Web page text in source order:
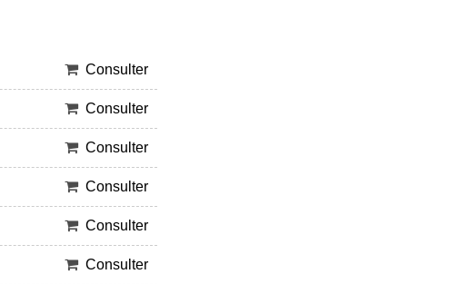
Consulter
Consulter
Consulter
Consulter
Consulter
Consulter